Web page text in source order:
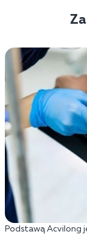
Podstawą Acvilong